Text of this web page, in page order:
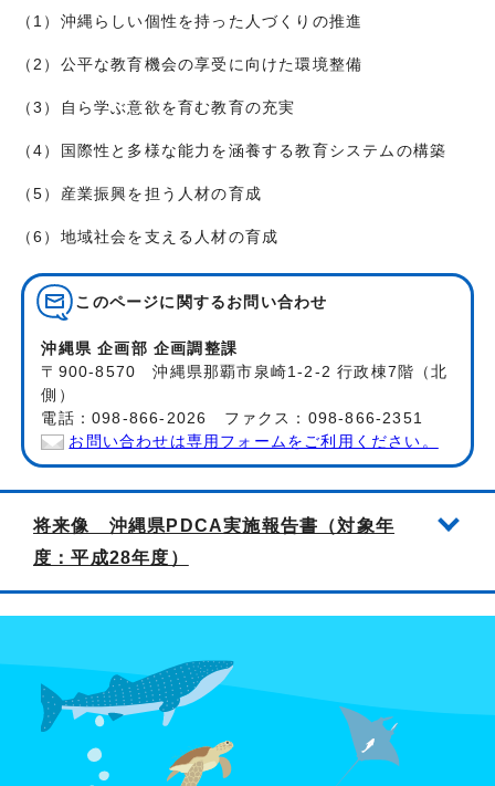
（1）沖縄らしい個性を持った人づくりの推進
（2）公平な教育機会の享受に向けた環境整備
（3）自ら学ぶ意欲を育む教育の充実
（4）国際性と多様な能力を涵養する教育システムの構築
（5）産業振興を担う人材の育成
（6）地域社会を支える人材の育成
このページに関する お問い合わせ
沖縄県 企画部 企画調整課
〒900-8570 沖縄県那覇市泉崎1-2-2 行政棟7階（北
側）
電話：098-866-2026 ファクス：098-866-2351
お問い合わせは専用フォームをご利用ください。
将来像 沖縄県PDCA実施報告書（対象年
度：平成28年度）